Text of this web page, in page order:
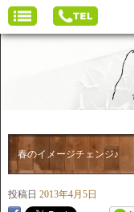
春のイメージチェンジ♪
投稿日 2013年4月5日